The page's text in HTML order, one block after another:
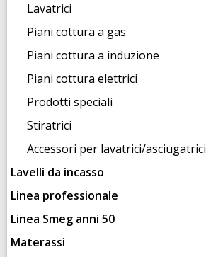
Lavatrici
Piani cottura a gas
Piani cottura a induzione
Piani cottura elettrici
Prodotti speciali
Stiratrici
Accessori per lavatrici/asciugatrici
Lavelli da incasso
Linea professionale
Linea Smeg anni 50
Materassi